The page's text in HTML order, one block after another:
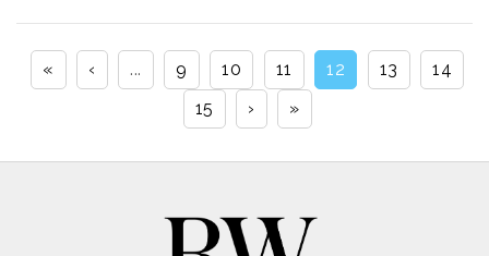
« ‹ ... 9 10 11 12 13
14
15
› »